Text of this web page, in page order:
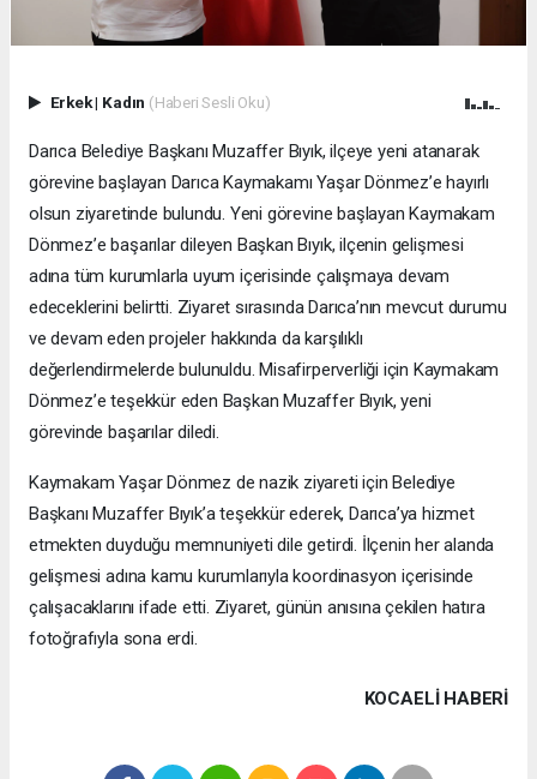
Erkek| Kadın (Haberi Sesli Oku)
Darıca Belediye Başkanı Muzaffer Bıyık, ilçeye yeni atanarak
görevine başlayan Darıca Kaymakamı Yaşar Dönmez’e hayırlı
olsun ziyaretinde bulundu. Yeni görevine başlayan Kaymakam
Dönmez’e başarılar dileyen Başkan Bıyık, ilçenin gelişmesi
adına tüm kurumlarla uyum içerisinde çalışmaya devam
edeceklerini belirtti. Ziyaret sırasında Darıca’nın mevcut durumu
ve devam eden projeler hakkında da karşılıklı
değerlendirmelerde bulunuldu. Misafirperverliği için Kaymakam
Dönmez’e teşekkür eden Başkan Muzaffer Bıyık, yeni
görevinde başarılar diledi.
Kaymakam Yaşar Dönmez de nazik ziyareti için Belediye
Başkanı Muzaffer Bıyık’a teşekkür ederek, Darıca’ya hizmet
etmekten duyduğu memnuniyeti dile getirdi. İlçenin her alanda
gelişmesi adına kamu kurumlarıyla koordinasyon içerisinde
çalışacaklarını ifade etti. Ziyaret, günün anısına çekilen hatıra
fotoğrafıyla sona erdi.
KOCAELI HABERİ